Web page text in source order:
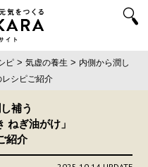
ピ >気虚の養生 > 内側から潤し
レシピご紹介
補う
ねぎ油がけ」
紹介